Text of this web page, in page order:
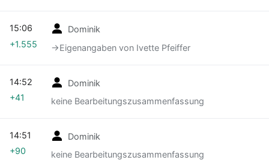
Dominik
→‎Eigenangaben von Ivette Pfeiffer
15:06
+1.555
Dominik
keine Bearbeitungszusammenfassung
14:52
+41
Dominik
keine Bearbeitungszusammenfassung
14:51
+90